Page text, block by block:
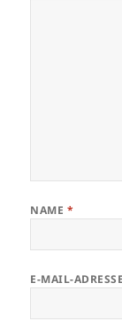
NAME *
E-MAIL-ADRESSE